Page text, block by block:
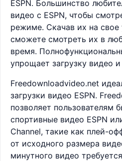
ESPN. Большинство
видео с ESPN, чтобы
режиме. Скачав их на свое
сможете смотреть их в
время.
упрощает загрузку видео
Freedownloadvideo.net
загрузки видео ESPN.
позволяет пользователям
спортивные видео ESPN
Channel, такие как плей-
от исходного размера
минутного видео